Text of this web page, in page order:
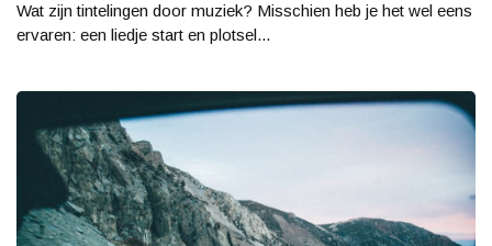
Wat zijn tintelingen door muziek? Misschien heb je het wel eens
ervaren: een liedje start en plotsel...